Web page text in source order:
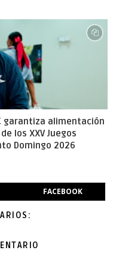
garantiza alimentación
los XXV Juegos
Domingo 2026
FACEBOOK